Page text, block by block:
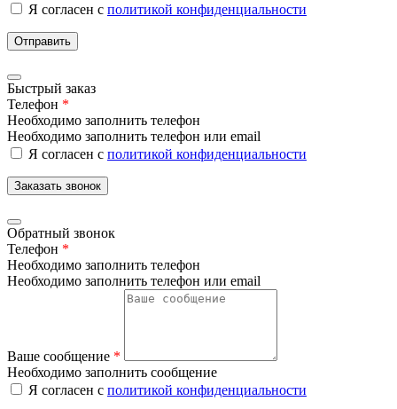
Я согласен с политикой конфиденциальности
Отправить
Быстрый заказ
Телефон *
Необходимо заполнить телефон
Необходимо заполнить телефон или email
Я согласен с политикой конфиденциальности
Заказать звонок
Обратный звонок
Телефон *
Необходимо заполнить телефон
Необходимо заполнить телефон или email
Ваше сообщение *
Необходимо заполнить сообщение
Я согласен с политикой конфиденциальности